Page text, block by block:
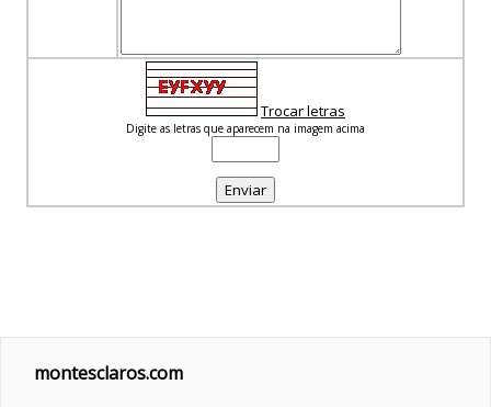
Trocar letras
Digite as letras que aparecem na imagem acima
montesclaros.com